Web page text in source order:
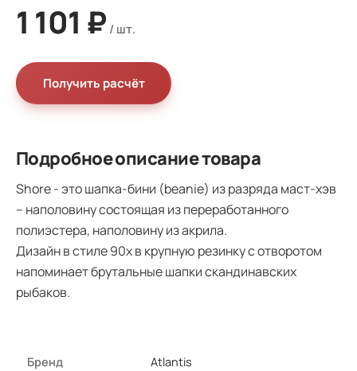
1 101 ₽
Получить расчёт
Подробное описание товара
Shore - это шапка-бини (beanie) из разряда маст-хэв
– наполовину состоящая из переработанного
полиэстера, наполовину из акрила.
Дизайн в стиле 90х в крупную резинку с отворотом
напоминает брутальные шапки скандинавских
рыбаков.
Бренд Atlantis